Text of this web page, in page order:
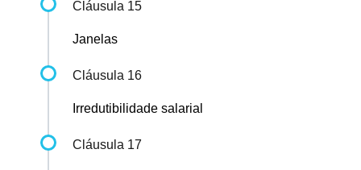
Cláusula 15
Janelas
Cláusula 16
Irredutibilidade salarial
Cláusula 17